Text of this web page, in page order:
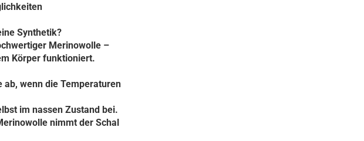
Synthetik?
Merinowolle –
Körper funktioniert.
ab, wenn die Temperaturen
im nassen Zustand bei.
nimmt der Schal